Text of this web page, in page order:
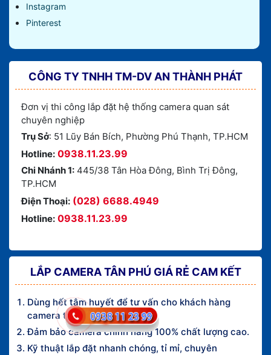
Instagram
Pinterest
CÔNG TY TNHH TM-DV AN THÀNH PHÁT
Đơn vị thi công lắp đặt hệ thống camera quan sát
chuyên nghiệp
Trụ Sở: 51 Lũy Bán Bích, Phường Phú Thạnh, TP.HCM
Hotline: 0938.11.23.99
Chi Nhánh 1: 445/38 Tân Hòa Đông, Bình Trị Đông,
TP.HCM
Điện Thoại: (028) 6688.4949
Hotline: 0938.11.23.99
LẮP CAMERA TÂN PHÚ GIÁ RẺ CAM KẾT
Dùng hết tâm huyết để tư vấn cho khách hàng
camera tốt nhất.
Đảm bảo camera chính hãng 100% chất lượng cao.
Kỹ thuật lắp đặt nhanh chóng, tỉ mỉ, chuyên